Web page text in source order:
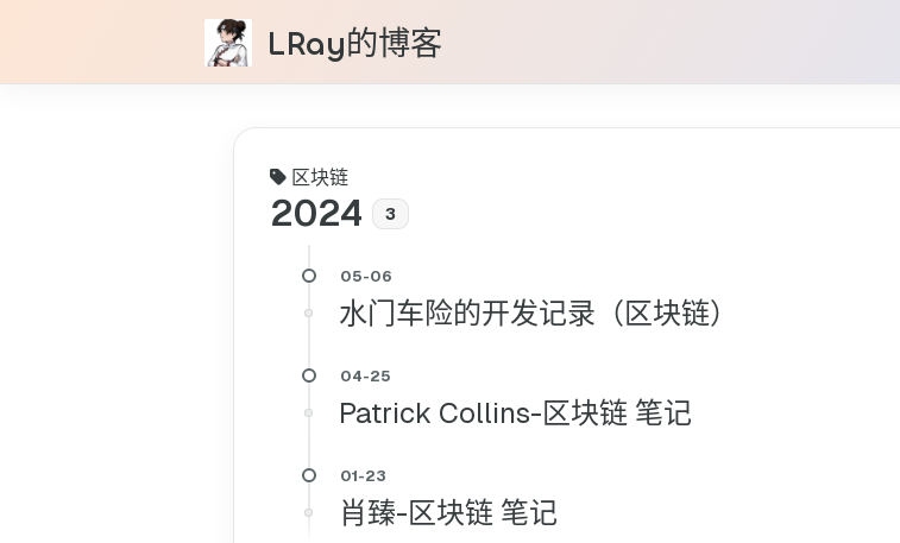
LRay的博客
区块链
2024 3
水门车险的开发记录（区块链）
Patrick Collins-区块链 笔记
肖臻-区块链 笔记